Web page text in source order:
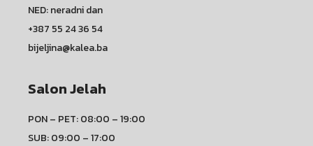
NED: neradni dan
+387 55 24 36 54
bijeljina@kalea.ba
Salon Jelah
PON – PET: 08:00 – 19:00
SUB: 09:00 – 17:00